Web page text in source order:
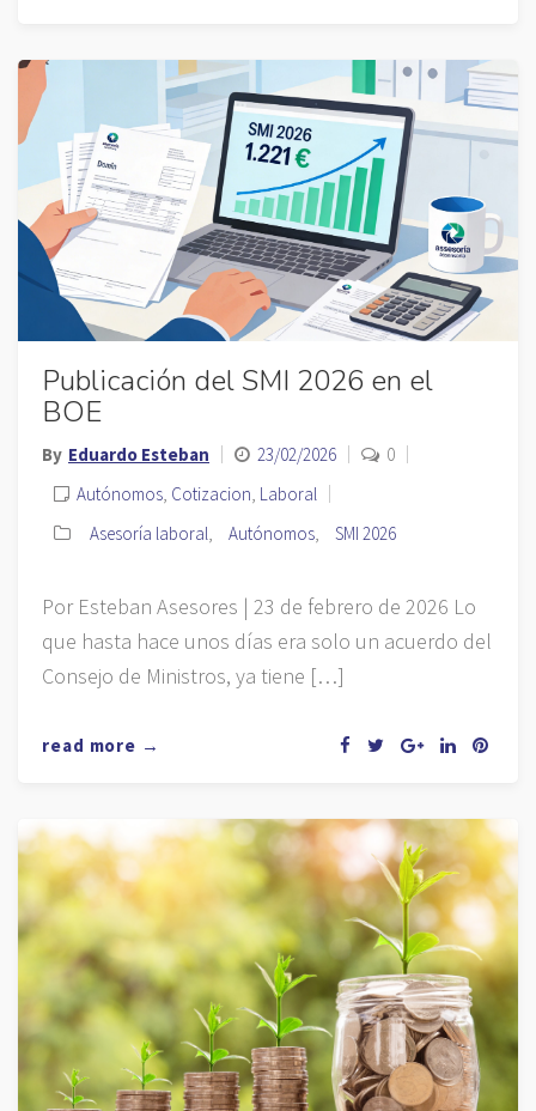
Publicación del SMI 2026 en el
BOE
By Eduardo Esteban 23/02/2026
0
Autónomos, Cotizacion, Laboral
Asesoría laboral, Autónomos, SMI 2026
Por Esteban Asesores | 23 de febrero de 2026 Lo
que hasta hace unos días era solo un acuerdo del
Consejo de Ministros, ya tiene […]
read more →